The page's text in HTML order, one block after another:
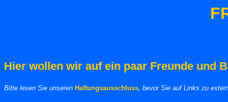
Hier wollen wir auf ein paar Freunde und
Bitte lesen Sie unseren Haftungsausschluss, bevor Sie auf Links zu